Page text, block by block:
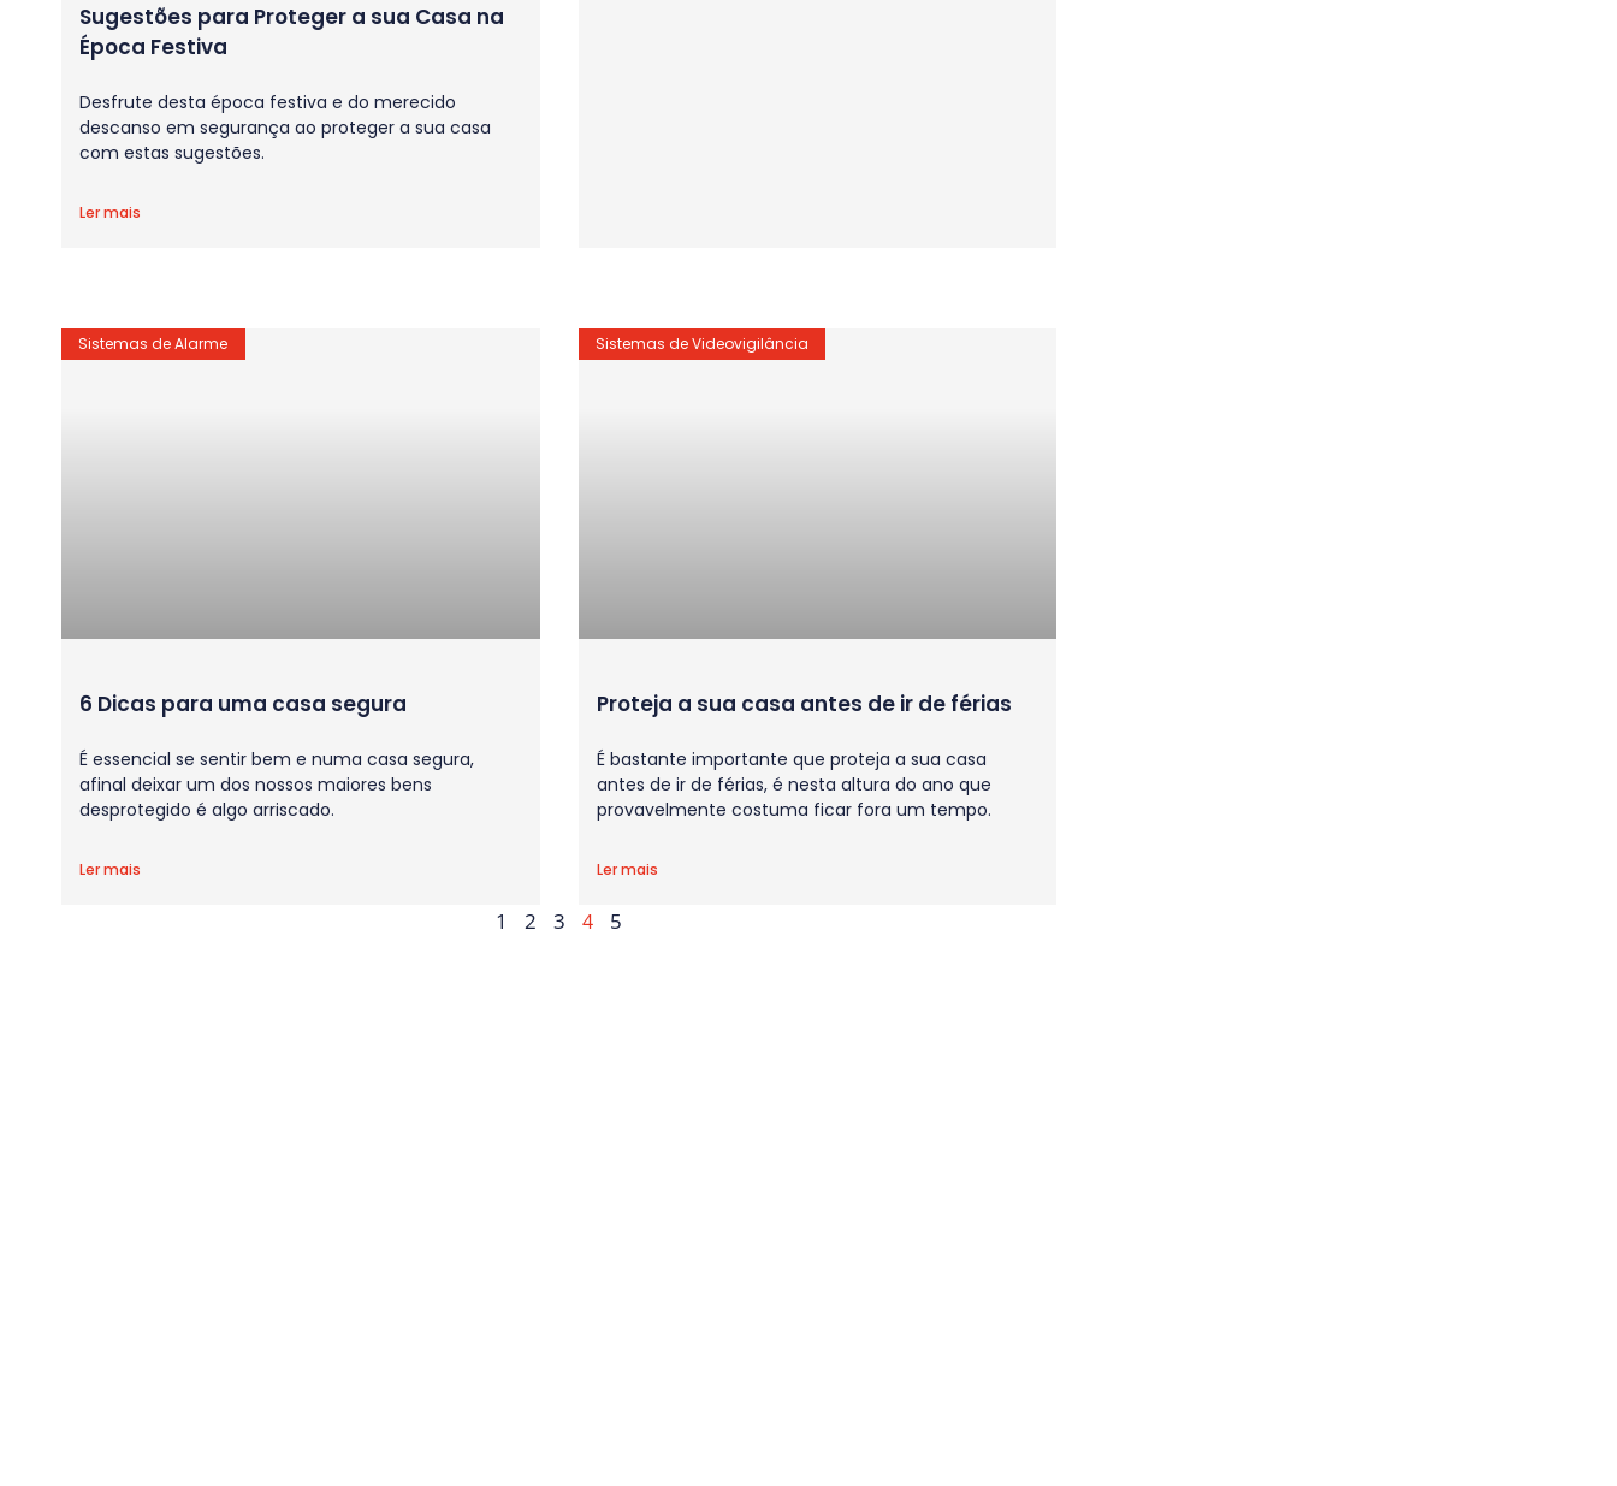
Sugestões para Proteger a sua Casa na
Época Festiva
Desfrute desta época festiva e do merecido
descanso em segurança ao proteger a sua casa
com estas sugestões.
Ler mais
Sistemas de Alarme
6 Dicas para uma casa segura
É essencial se sentir bem e numa casa segura,
afinal deixar um dos nossos maiores bens
desprotegido é algo arriscado.
Ler mais
Sistemas de Videovigilância
Proteja a sua casa antes de ir de férias
É bastante importante que proteja a sua casa
antes de ir de férias, é nesta altura do ano que
provavelmente costuma ficar fora um tempo.
Ler mais
1 2 3 4 5